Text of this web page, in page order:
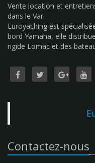
Vente location et
dans le Var.
Euroyaching est
bord Yamaha, elle
rigide Lomac et des
Contactez-nous